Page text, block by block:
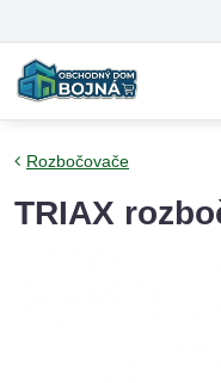
Rozbočovače
TRIAX